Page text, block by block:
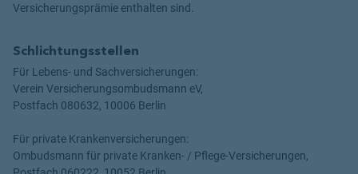
Versicherungsprämie enthalten sind.
Schlichtungsstellen
Für Lebens- und Sachversicherungen:
Verein Versicherungsombudsmann eV,
Postfach 080632, 10006 Berlin
Für private Krankenversicherungen:
Ombudsmann für private Kranken- / Pflege-Versicherungen,